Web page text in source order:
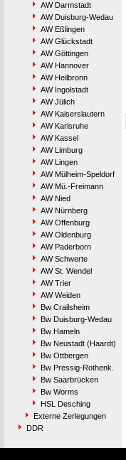
AW Darmstadt
AW Duisburg-Wedau
AW Eßlingen
AW Glückstadt
AW Göttingen
AW Hannover
AW Heilbronn
AW Ingolstadt
AW Jülich
AW Kaiserslautern
AW Karlsruhe
AW Kassel
AW Limburg
AW Lingen
AW Mülheim-Speldorf
AW Mü.-Freimann
AW Nied
AW Nürnberg
AW Offenburg
AW Oldenburg
AW Paderborn
AW Schwerte
AW St. Wendel
AW Trier
AW Weiden
Bw Crailsheim
Bw Duisburg-Wedau
Bw Hameln
Bw Neustadt (Haardt)
Bw Ottbergen
Bw Pressig-Rothenk.
Bw Saarbrücken
Bw Worms
HSL Desching
Externe Zerlegungen
DDR